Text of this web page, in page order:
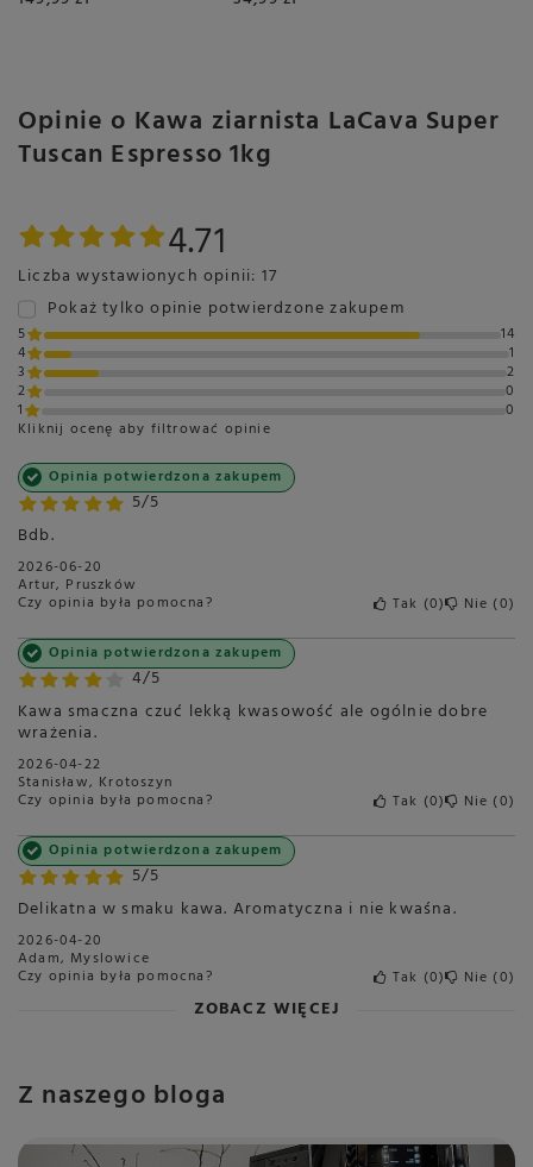
Opinie o Kawa ziarnista LaCava Super
Tuscan Espresso 1kg
4.71
Liczba wystawionych opinii: 17
Pokaż tylko opinie potwierdzone zakupem
5
14
4
1
3
2
2
0
1
0
Kliknij ocenę aby filtrować opinie
5/5
Opinia potwierdzona zakupem
Bdb.
2026-06-20
Artur, Pruszków
Czy opinia była pomocna? Tak 0 Nie 0
4/5
Opinia potwierdzona zakupem
Kawa smaczna czuć lekką kwasowość ale ogólnie dobre
wrażenia.
2026-04-22
Stanisław, Krotoszyn
Czy opinia była pomocna? Tak 0 Nie 0
5/5
Opinia potwierdzona zakupem
Delikatna w smaku kawa. Aromatyczna i nie kwaśna.
2026-04-20
Adam, Myslowice
Czy opinia była pomocna? Tak 0 Nie 0
ZOBACZ WIĘCEJ
Z naszego bloga